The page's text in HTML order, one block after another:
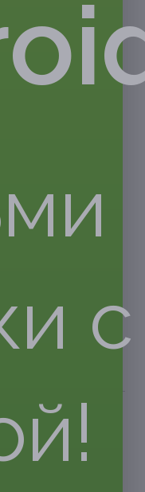
выплачивается
если срок
меньше срока
привозит
площадку,
и за свой
шин необходимо
удостоверения;
можно забрать
по телефону.
с